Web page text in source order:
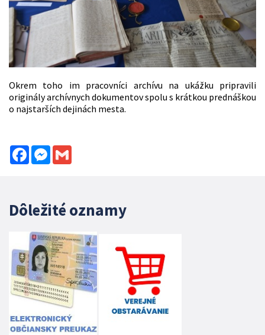
Okrem toho im pracovníci archívu na ukážku pripravili
originály archívnych dokumentov spolu s krátkou prednáškou
o najstarších dejinách mesta.
FacebookMessenger
Dôležité oznamy